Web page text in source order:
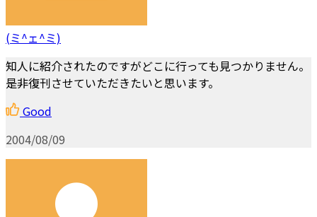
(ミ^ェ^ミ)
知人に紹介されたのですがどこに行っても見つかりません。
是非復刊させていただきたいと思います。
Good
2004/08/09